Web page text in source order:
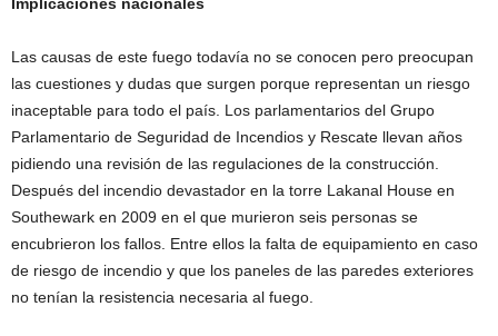
Las causas de este fuego todavía no se conocen pero preocupan
las cuestiones y dudas que surgen porque representan un riesgo
inaceptable para todo el país. Los parlamentarios del Grupo
Parlamentario de Seguridad de Incendios y Rescate llevan años
pidiendo una revisión de las regulaciones de la construcción.
Después del incendio devastador en la torre Lakanal House en
Southewark en 2009 en el que murieron seis personas se
encubrieron los fallos. Entre ellos la falta de equipamiento en caso
de riesgo de incendio y que los paneles de las paredes exteriores
no tenían la resistencia necesaria al fuego.